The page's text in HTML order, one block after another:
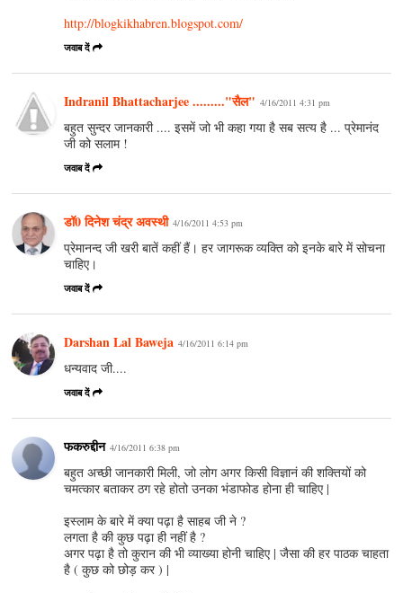
http://blogkikhabren.blogspot.com/
जवाब दें
Indranil Bhattacharjee ........."सैल" 4/16/2011 4:31 pm
बहुत सुन्दर जानकारी .... इसमें जो भी कहा गया है सब सत्य है ... प्रेमानंद
जी को सलाम !
जवाब दें
डॉ0 दिनेश चंद्र अवस्‍थी 4/16/2011 4:53 pm
प्रेमानन्‍द जी खरी बातें कहीं हैं। हर जागरूक व्‍यक्ति को इनके बारे में सोचना
चाहिए।
जवाब दें
Darshan Lal Baweja 4/16/2011 6:14 pm
धन्यवाद जी....
जवाब दें
फकरुद्दीन 4/16/2011 6:38 pm
बहुत अच्छी जानकारी मिली, जो लोग अगर किसी विज्ञानं की शक्तियों को
चमत्कार बताकर ठग रहे होतो उनका भंडाफोड होना ही चाहिए |
इस्लाम के बारे में क्या पढ़ा है साहब जी ने ?
लगता है की कुछ पढ़ा ही नहीं है ?
अगर पढ़ा है तो कुरान की भी व्याख्या होनी चाहिए | जैसा की हर पाठक चाहता
है ( कुछ को छोड़ कर ) |